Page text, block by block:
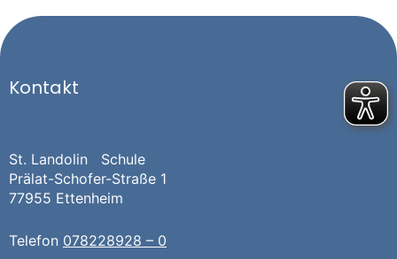
Kontakt
St. Landolin Schule
Prälat-Schofer-Straße 1
77955 Ettenheim
Telefon 078228928 – 0